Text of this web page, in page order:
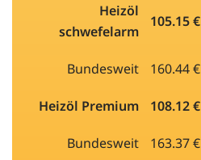
Heizöl
schwefelarm
105.15 €
Bundesweit 160.44 €
Heizöl Premium 108.12 €
Bundesweit 163.37 €